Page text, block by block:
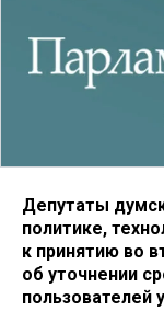
Депутаты
политике,
к принятию во
об уточнении
пользователей